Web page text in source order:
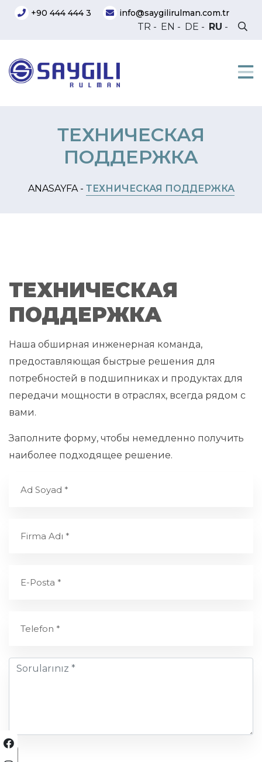
+90 444 444 3 info@saygilirulman.com.tr
TR - EN - DE - RU -
ТЕХНИЧЕСКАЯ
ПОДДЕРЖКА
ANASAYFA - ТЕХНИЧЕСКАЯ ПОДДЕРЖКА
ТЕХНИЧЕСКАЯ
ПОДДЕРЖКА
Наша обширная инженерная команда,
предоставляющая быстрые решения для
потребностей в подшипниках и продуктах для
передачи мощности в отраслях, всегда рядом с
вами.
Заполните форму, чтобы немедленно получить
наиболее подходящее решение.